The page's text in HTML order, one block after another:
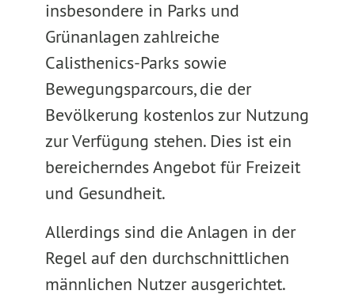
insbesondere in Parks und
Grünanlagen zahlreiche
Calisthenics-Parks sowie
Bewegungsparcours, die der
Bevölkerung kostenlos zur Nutzung
zur Verfügung stehen. Dies ist ein
bereicherndes Angebot für Freizeit
und Gesundheit.
Allerdings sind die Anlagen in der
Regel auf den durchschnittlichen
männlichen Nutzer ausgerichtet.